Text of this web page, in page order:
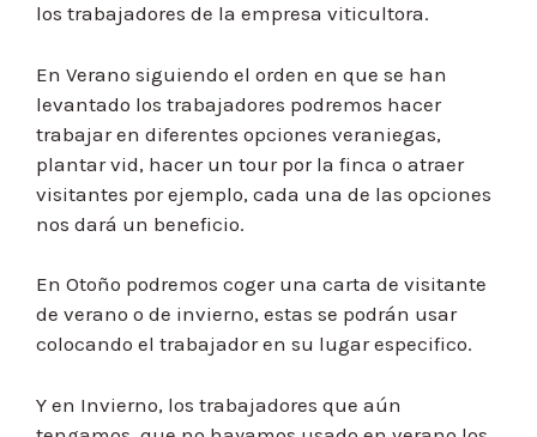
los trabajadores de la empresa viticultora.
En Verano siguiendo el orden en que se han
levantado los trabajadores podremos hacer
trabajar en diferentes opciones veraniegas,
plantar vid, hacer un tour por la finca o atraer
visitantes por ejemplo, cada una de las opciones
nos dará un beneficio.
En Otoño podremos coger una carta de visitante
de verano o de invierno, estas se podrán usar
colocando el trabajador en su lugar especifico.
Y en Invierno, los trabajadores que aún